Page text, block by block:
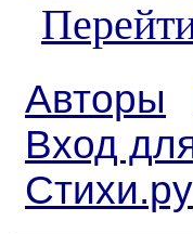
Авторы
Вход
Стихи.ру